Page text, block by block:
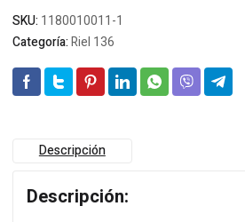
SKU: 1180010011-1
Categoría:Riel 136
Descripción
Descripción: